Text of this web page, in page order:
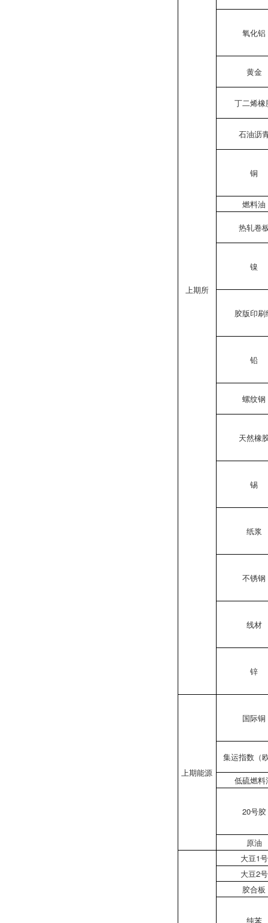
上期所
氧化铝
黄金
丁二烯橡
石油沥
铜
燃料油
热轧卷
镍
胶版印刷
铅
螺纹钢
天然橡
锡
纸浆
不锈钢
线材
锌
上期能源
国际铜
集运指数（
低硫燃料
20号胶
原油
大豆1号
大豆2号
胶合板
纯苯